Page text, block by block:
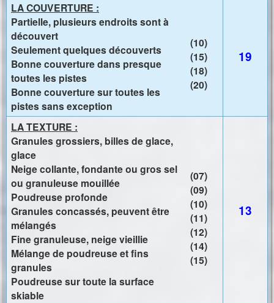
LA COUVERTURE :
Partielle, plusieurs endroits sont à
découvert
Seulement quelques découverts
Bonne couverture dans presque
toutes les pistes
Bonne couverture sur toutes les
pistes sans exception
(10)
(15)
(18)
(20)
19
LA TEXTURE :
Granules grossiers, billes de glace,
glace
Neige collante, fondante ou gros sel
ou granuleuse mouillée
Poudreuse profonde
Granules concassés, peuvent être
mélangés
Fine granuleuse, neige vieillie
Mélange de poudreuse et fins
granules
Poudreuse sur toute la surface
skiable
(07)
(09)
(10)
(11)
(12)
(14)
(15)
13